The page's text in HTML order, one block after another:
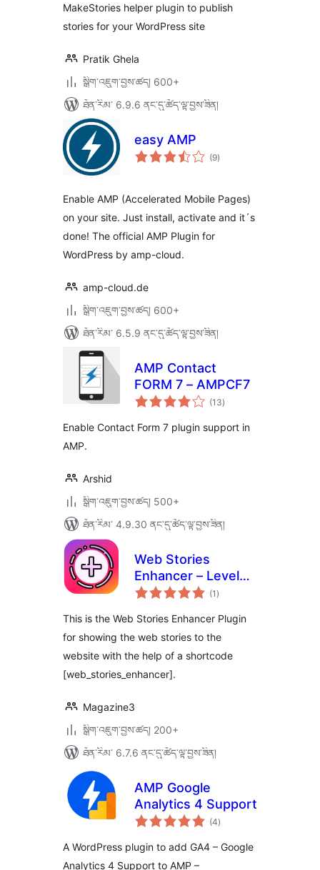
ཚང་།
MakeStories helper plugin to publish
stories for your WordPress site
Pratik Ghela
སྒྲིག་འཇུག་བྱས་ཚད། 600+
ཐོན་རིམ་ 6.9.6 ནང་དུ་ཚོད་ལྟ་བྱས་ཟིན།
easy AMP
(9གདེང་
འཇོག་
)
Enable AMP (Accelerated Mobile Pages)
on your site. Just install, activate and it´s
done! The official AMP Plugin for
WordPress by amp-cloud.
amp-cloud.de
སྒྲིག་འཇུག་བྱས་ཚད། 600+
ཐོན་རིམ་ 6.5.9 ནང་དུ་ཚོད་ལྟ་བྱས་ཟིན།
AMP Contact
FORM 7 – AMPCF7
(13གདེང་
འཇོག་
ཚང་།
)
Enable Contact Form 7 plugin support in
AMP.
Arshid
སྒྲིག་འཇུག་བྱས་ཚད། 500+
ཐོན་རིམ་ 4.9.30 ནང་དུ་ཚོད་ལྟ་བྱས་ཟིན།
Web Stories
Enhancer – Level
Up Your Web
(1 གདེང་
འཇོག་
ཚང་།
)
This is the Web Stories Enhancer Plugin
for showing the web stories to the
website with the help of a shortcode
[web_stories_enhancer].
Magazine3
སྒྲིག་འཇུག་བྱས་ཚད། 200+
ཐོན་རིམ་ 6.7.6 ནང་དུ་ཚོད་ལྟ་བྱས་ཟིན།
AMP Google
Analytics 4 Support
(4གདེང་
འཇོག་
ཚང་།
)
A WordPress plugin to add GA4 – Google
Analytics 4 Support to AMP –